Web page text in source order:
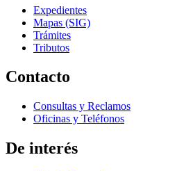
Expedientes
Mapas (SIG)
Trámites
Tributos
Contacto
Consultas y Reclamos
Oficinas y Teléfonos
De interés